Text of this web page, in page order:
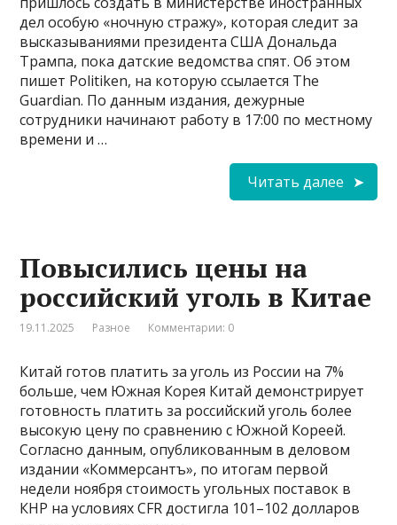
дел особую «ночную стражу», которая следит за
высказываниями президента США Дональда
Трампа, пока датские ведомства спят. Об этом
пишет Politiken, на которую ссылается The
Guardian. По данным издания, дежурные
сотрудники начинают работу в 17:00 по местному
времени и …
Читать далее
Повысились цены на
российский уголь в Китае
19.11.2025 Разное Комментарии: 0
Китай готов платить за уголь из России на 7%
больше, чем Южная Корея Китай демонстрирует
готовность платить за российский уголь более
высокую цену по сравнению с Южной Кореей.
Согласно данным, опубликованным в деловом
издании «Коммерсантъ», по итогам первой
недели ноября стоимость угольных поставок в
КНР на условиях CFR достигла 101–102 долларов